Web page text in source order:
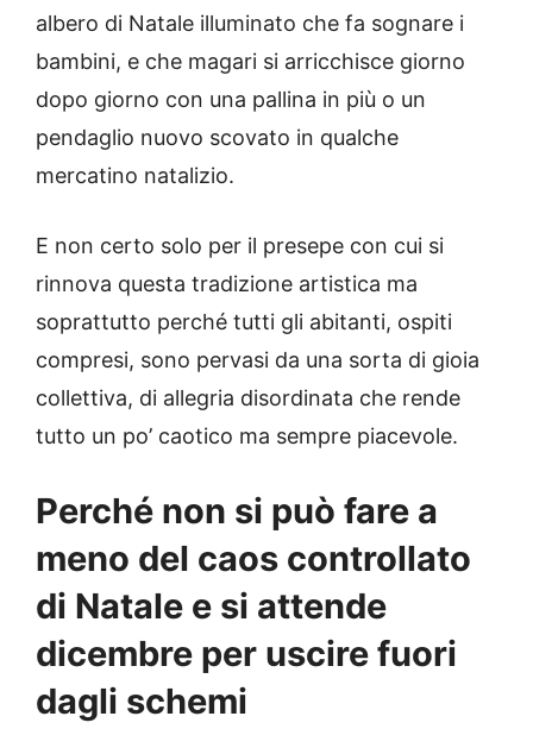
albero di Natale illuminato che fa sognare i
bambini, e che magari si arricchisce giorno
dopo giorno con una pallina in più o un
pendaglio nuovo scovato in qualche
mercatino natalizio.
E non certo solo per il presepe con cui si
rinnova questa tradizione artistica ma
soprattutto perché tutti gli abitanti, ospiti
compresi, sono pervasi da una sorta di gioia
collettiva, di allegria disordinata che rende
tutto un po’ caotico ma sempre piacevole.
Perché non si può fare a
meno del caos controllato
di Natale e si attende
dicembre per uscire fuori
dagli schemi